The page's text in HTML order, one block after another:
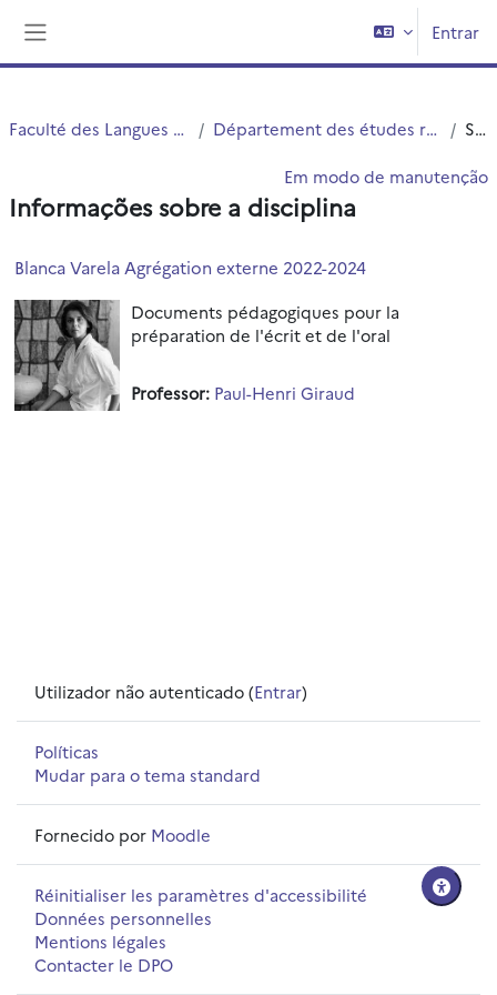
Entrar
Faculté des Langues Cultures et Sociétés (FLCS) Département des études romanes, slaves et orientales (ERSO) Sumário
Em modo de manutenção
Informações sobre a disciplina
Blanca Varela Agrégation externe 2022-2024
Documents pédagogiques pour la
préparation de l'écrit et de l'oral
Professor: Paul-Henri Giraud
Utilizador não autenticado (Entrar)
Políticas
Mudar para o tema standard
Fornecido por Moodle
Réinitialiser les paramètres d'accessibilité
Données personnelles
Mentions légales
Contacter le DPO